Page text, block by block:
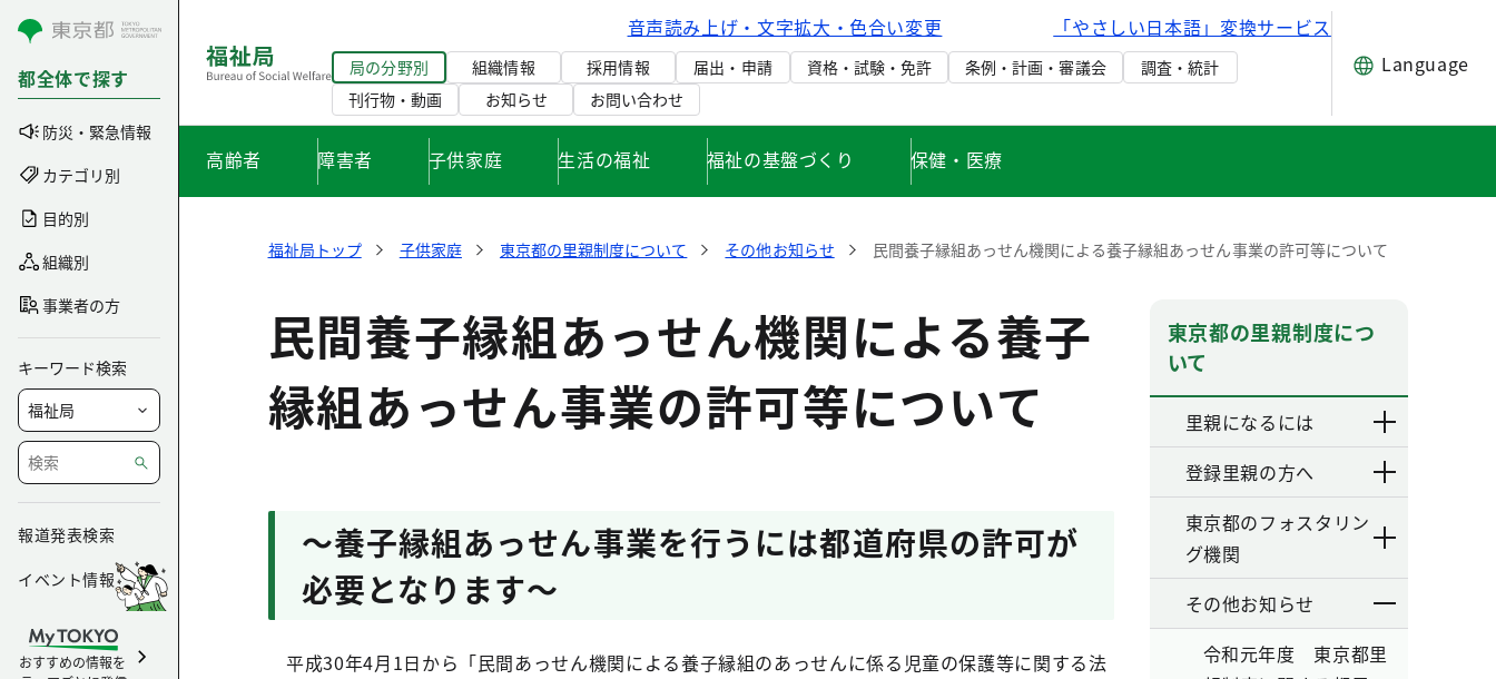
コンテンツにスキップ
都全体で探す
防災・緊急情報
カテゴリ別
目的別
組織別
事業者の方
キーワード検索
報道発表検索
イベント情報
おすすめの情報を
音声読み上げ・文字拡大・色合い変更 「やさしい日本語」変換サービス
局の分野別 組織情報 採用情報 届出・申請 資格・試験・免許 条例・計画・審議会
調査・統計
刊行物・動画
お知らせ お問い合わせ
Language
高齢者 障害者 子供家庭 生活の福祉 福祉の基盤づくり 保健・医療
福祉局トップ 子供家庭 東京都の里親制度について その他お知らせ 民間養子縁組あっせん機関による養子縁組あっせん事業の許可等について
民間養子縁組あっせん機関による養子
縁組あっせん事業の許可等について
～養子縁組あっせん事業を行うには都道府県の許可が
必要となります～
平成30年4月1日から「民間あっせん機関による養子縁組のあっせんに係る児童の保護等に関する法
東京都の里親制度につ
いて
里親になるには
登録里親の方へ
東京都のフォスタリン
グ機関
その他お知らせ
令和元年度 東京都里